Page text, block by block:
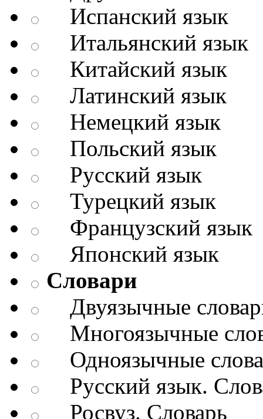
Испанский язык
Итальянский язык
Китайский язык
Латинский язык
Немецкий язык
Польский язык
Русский язык
Турецкий язык
Французский язык
Японский язык
Словари
Двуязычные
Многоязычные
Одноязычные
Русский язык.
Росвуз. Словарь